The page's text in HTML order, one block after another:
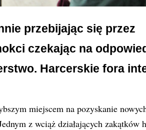
przebijając się przez
czekając na
Harcerskie fora
miejscem na pozyskanie
z wciąż działających zakątków